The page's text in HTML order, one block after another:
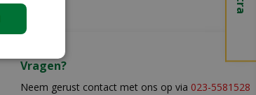
Vragen?
Neem gerust contact met ons op via 023-5581528